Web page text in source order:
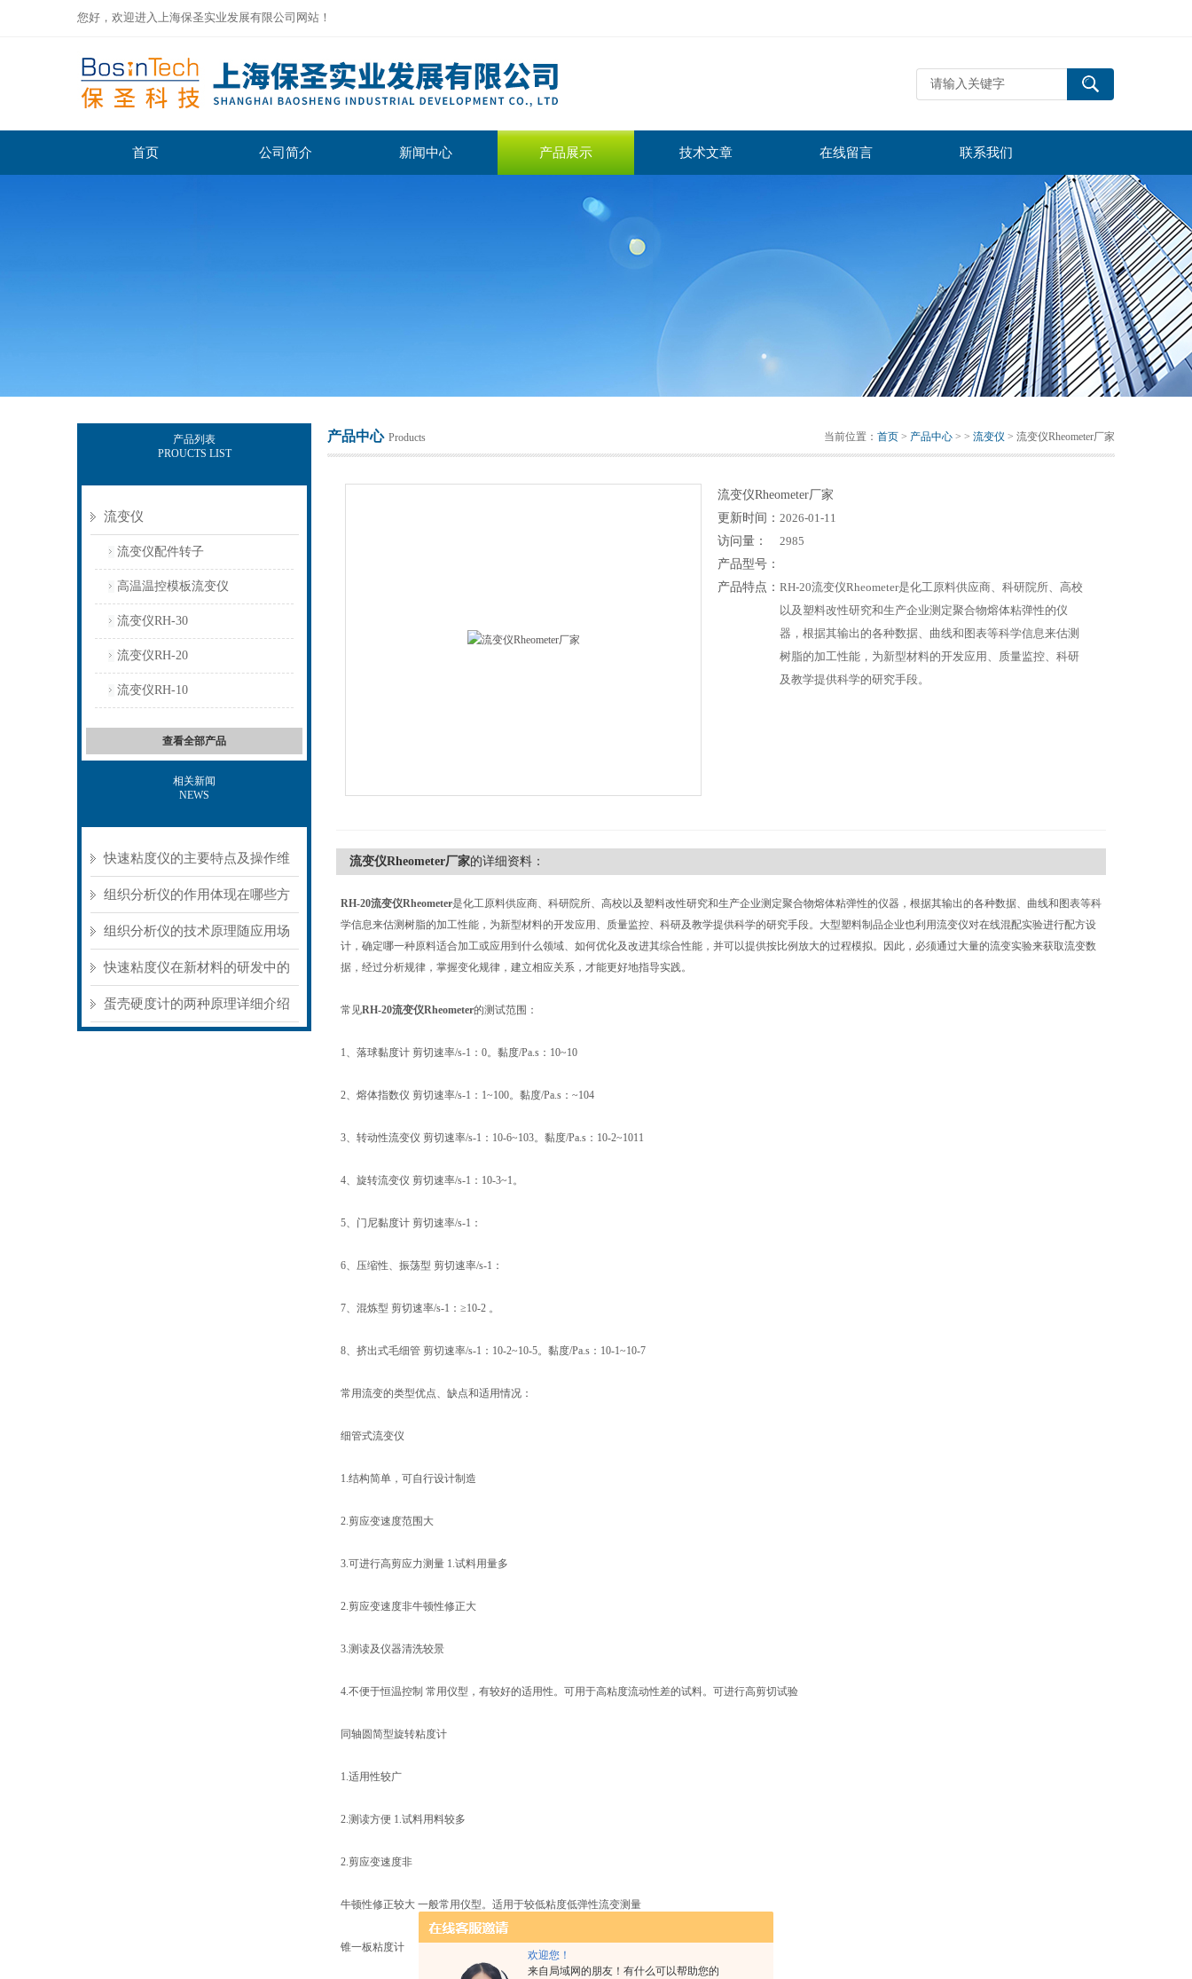
欢迎您！
来自局域网的朋友！有什么可以帮助您的
您好，欢迎进入上海保圣实业发展有限公司网站！
首页 公司简介 新闻中心 产品展示 技术文章 在线留言 联系我们
产品列表
PROUCTS LIST
流变仪
流变仪配件转子
高温温控模板流变仪
流变仪RH-30
流变仪RH-20
流变仪RH-10
查看全部产品
相关新闻
NEWS
快速粘度仪的主要特点及操作维
护方式
组织分析仪的作用体现在哪些方
面？
组织分析仪的技术原理随应用场
景不同存在明显差异
快速粘度仪在新材料的研发中的
应用
蛋壳硬度计的两种原理详细介绍
产品中心 Products 当前位置： 首页 > 产品中心 > > 流变仪 > 流变仪Rheometer厂家
流变仪Rheometer厂家
更新时间： 2026-01-11
访问量：
2985
产品型号：
产品特点： RH-20流变仪Rheometer是化工原料供应商、科研院所、高校
以及塑料改性研究和生产企业测定聚合物熔体粘弹性的仪
器，根据其输出的各种数据、曲线和图表等科学信息来估测
树脂的加工性能，为新型材料的开发应用、质量监控、科研
及教学提供科学的研究手段。
流变仪Rheometer厂家的详细资料：
RH-20流变仪Rheometer是化工原料供应商、科研院所、高校以及塑料改性研究和生产企业测定聚合物熔体粘弹性的仪器，根据其输出的各种数据、曲线和图表等科
学信息来估测树脂的加工性能，为新型材料的开发应用、质量监控、科研及教学提供科学的研究手段。大型塑料制品企业也利用流变仪对在线混配实验进行配方设
计，确定哪一种原料适合加工或应用到什么领域、如何优化及改进其综合性能，并可以提供按比例放大的过程模拟。因此，必须通过大量的流变实验来获取流变数
据，经过分析规律，掌握变化规律，建立相应关系，才能更好地指导实践。
常见RH-20流变仪Rheometer的测试范围：
1、落球黏度计 剪切速率/s-1：0。黏度/Pa.s：10~10
2、熔体指数仪 剪切速率/s-1：1~100。黏度/Pa.s：~104
3、转动性流变仪 剪切速率/s-1：10-6~103。黏度/Pa.s：10-2~1011
4、旋转流变仪 剪切速率/s-1：10-3~1。
5、门尼黏度计 剪切速率/s-1：
6、压缩性、振荡型 剪切速率/s-1：
7、混炼型 剪切速率/s-1：≥10-2 。
8、挤出式毛细管 剪切速率/s-1：10-2~10-5。黏度/Pa.s：10-1~10-7
常用流变的类型优点、缺点和适用情况：
细管式流变仪
1.结构简单，可自行设计制造
2.剪应变速度范围大
3.可进行高剪应力测量 1.试料用量多
2.剪应变速度非牛顿性修正大
3.测读及仪器清洗较景
4.不便于恒温控制 常用仪型，有较好的适用性。可用于高粘度流动性差的试料。可进行高剪切试验
同轴圆简型旋转粘度计
1.适用性较广
2.测读方便 1.试料用料较多
2.剪应变速度非
牛顿性修正较大 一般常用仪型。适用于较低粘度低弹性流变测量
锥一板粘度计